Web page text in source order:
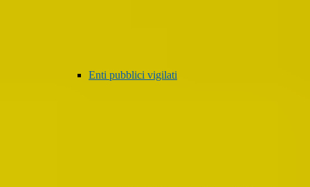
Enti pubblici vigilati